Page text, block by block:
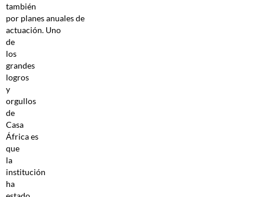
también
por planes anuales de
actuación. Uno
de
los
grandes
logros
y
orgullos
de
Casa
África es
que
la
institución
ha